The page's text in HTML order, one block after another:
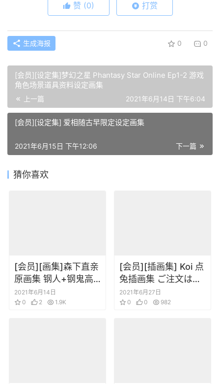
赞 (0) 打赏
生成海报 0 0
[会员][设定集]梦幻之星 Phantasy Star Online Ep1-2 游戏
角色场景道具资料设定画集
上一篇 2021年6月14日 下午6:04
[会员][设定集] 爱相随古早限定设定画集
下一篇
2021年6月15日 下午12:06
猜你喜欢
[会员][画集]森下直亲
原画集 钢人+钢鬼高
达机体插画集
2021年6月14日
0
2 1.9K
[会员][插画集] Koi 点
兔插画集 ご注文はう
さぎですか？ Café
du Étoile
2021年6月27日
0
0 982